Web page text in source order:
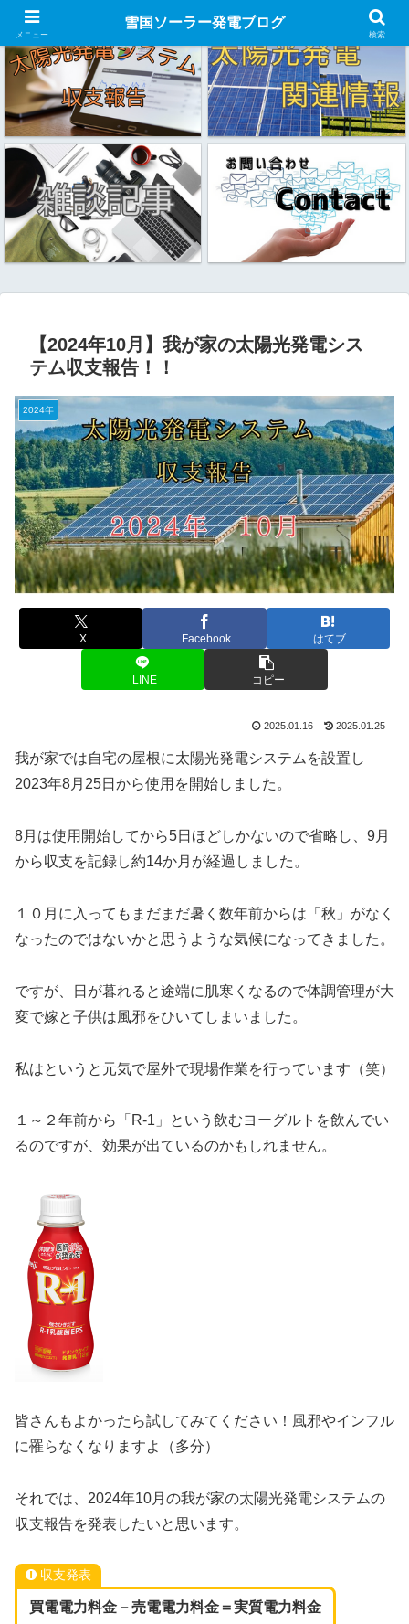
【2024年10月】我が家の太陽光発電シス
テム収支報告！！
2024年
X Facebook はてブ
LINE コピー
2025.01.16 2025.01.25
我が家では自宅の屋根に太陽光発電システムを設置し
2023年8月25日から使用を開始しました。
8月は使用開始してから5日ほどしかないので省略し、9月
から収支を記録し約14か月が経過しました。
１０月に入ってもまだまだ暑く数年前からは「秋」がなく
なったのではないかと思うような気候になってきました。
ですが、日が暮れると途端に肌寒くなるので体調管理が大
変で嫁と子供は風邪をひいてしまいました。
私はというと元気で屋外で現場作業を行っています（笑）
１～２年前から「R-1」という飲むヨーグルトを飲んでい
るのですが、効果が出ているのかもしれません。
皆さんもよかったら試してみてください！風邪やインフル
に罹らなくなりますよ（多分）
それでは、2024年10月の我が家の太陽光発電システムの
収支報告を発表したいと思います。
収支発表
買電電力料金－売電電力料金＝実質電力料金
メニュー
雪国ソーラー発電ブログ
検索